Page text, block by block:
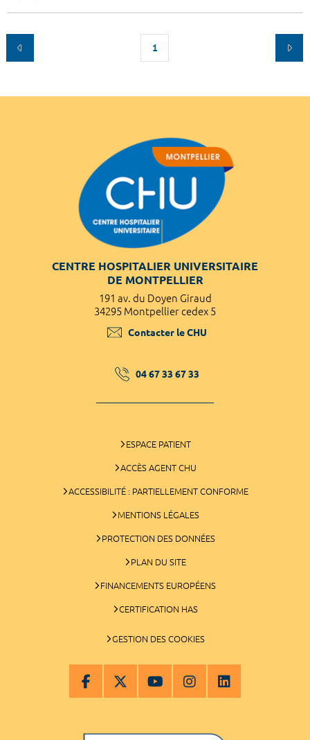
1
CENTRE HOSPITALIER UNIVERSITAIRE
DE MONTPELLIER
191 av. du Doyen Giraud
34295 Montpellier cedex 5
Contacter le CHU
04 67 33 67 33
ESPACE PATIENT
ACCÈS AGENT CHU
ACCESSIBILITÉ : PARTIELLEMENT CONFORME
MENTIONS LÉGALES
PROTECTION DES DONNÉES
PLAN DU SITE
FINANCEMENTS EUROPÉENS
CERTIFICATION HAS
GESTION DES COOKIES